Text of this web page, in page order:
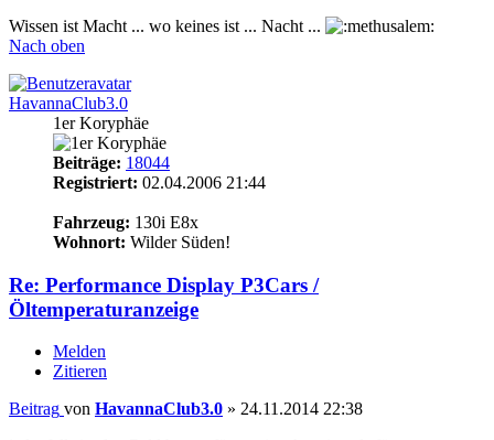
Wissen ist Macht ... wo keines ist ... Nacht ...
Nach oben
HavannaClub3.0
1er Koryphäe
Beiträge: 18044
Registriert: 02.04.2006 21:44
Fahrzeug: 130i E8x
Wohnort: Wilder Süden!
Re: Performance Display P3Cars /
Öltemperaturanzeige
Melden
Zitieren
Beitrag von HavannaClub3.0 » 24.11.2014 22:38